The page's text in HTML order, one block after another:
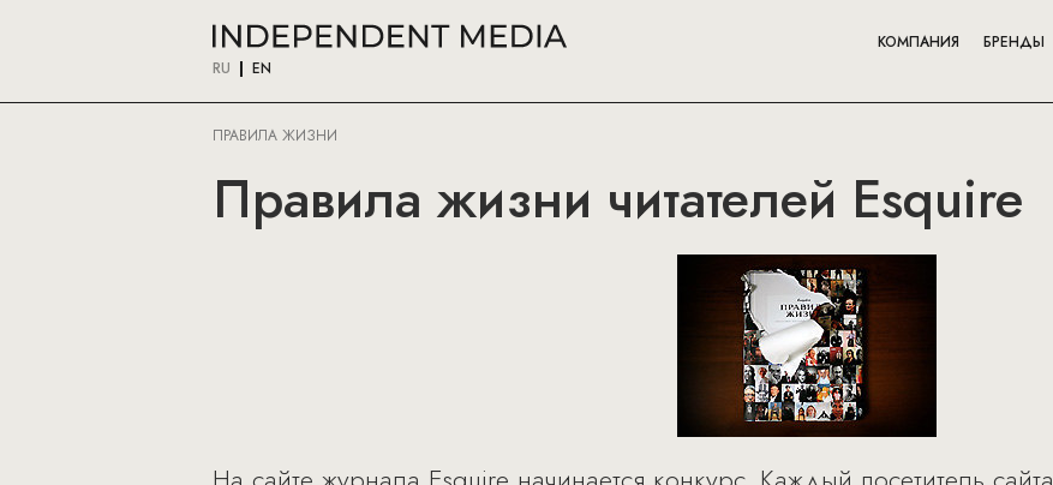
RU EN
КОМПАНИЯ БРЕНДЫ
ПРАВИЛА ЖИЗНИ
Правила жизни читателей Esquire